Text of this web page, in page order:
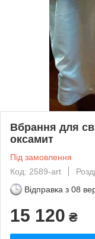
Вбрання для
оксамит
Під замовлення
Код: 2589-art
Відправка з 08
15 120 ₴